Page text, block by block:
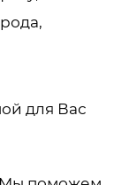
для Вас